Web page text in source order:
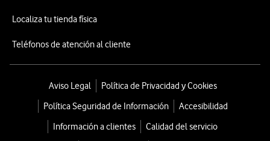
Localiza tu tienda física
Teléfonos de atención al cliente
Aviso Legal
Política de Privacidad y Cookies
Política Seguridad de Información
Accesibilidad
Información a clientes
Calidad del servicio